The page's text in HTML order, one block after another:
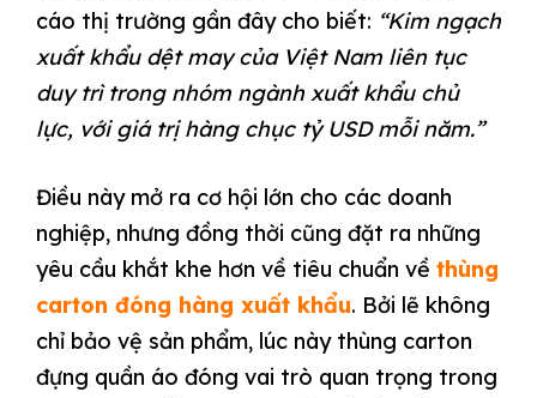
cáo thị trường gần đây cho biết: “Kim ngạch
xuất khẩu dệt may của Việt Nam liên tục
duy trì trong nhóm ngành xuất khẩu chủ
lực, với giá trị hàng chục tỷ USD mỗi năm.”
Điều này mở ra cơ hội lớn cho các doanh
nghiệp, nhưng đồng thời cũng đặt ra những
yêu cầu khắt khe hơn về tiêu chuẩn về thùng
carton đóng hàng xuất khẩu. Bởi lẽ không
chỉ bảo vệ sản phẩm, lúc này thùng carton
đựng quần áo đóng vai trò quan trọng trong